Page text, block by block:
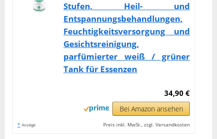
Stufen, Heil- und
Entspannungsbehandlungen,
Feuchtigkeitsversorgung und
Gesichtsreinigung,
parfümierter weiß / grüner
Tank für Essenzen
34,90 €
Bei Amazon ansehen
* Anzeige Preis inkl. MwSt., zzgl. Versandkosten